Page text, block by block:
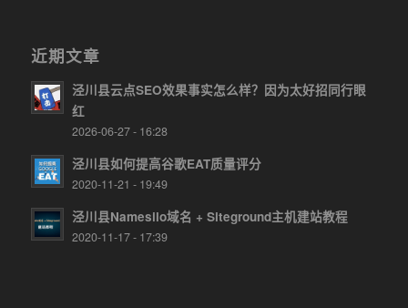
近期文章
泾川县云点SEO效果事实怎么样？因为太好招同行眼
红
2026-06-27 - 16:28
泾川县如何提高谷歌EAT质量评分
2020-11-21 - 19:49
泾川县Namesilo域名 + Siteground主机建站教程
2020-11-17 - 17:39